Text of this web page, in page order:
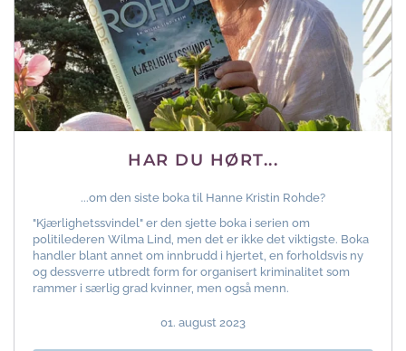
HAR DU HØRT...
...om den siste boka til Hanne Kristin Rohde?
"Kjærlighetssvindel" er den sjette boka i serien om
politilederen Wilma Lind, men det er ikke det viktigste. Boka
handler blant annet om innbrudd i hjertet, en forholdsvis ny
og dessverre utbredt form for organisert kriminalitet som
rammer i særlig grad kvinner, men også menn.
01. august 2023